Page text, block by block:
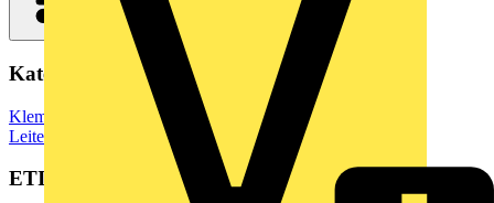
Kategorien
Klemmen, Steckverbinder & Verbindungselemente
Leiterplattensteckverbinder
ETIM Group